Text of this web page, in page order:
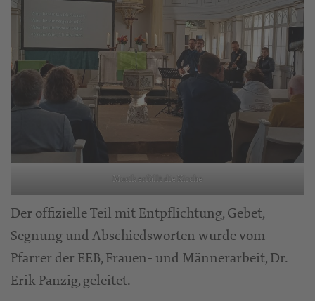
Musik erfüllt die Kirche
Der offizielle Teil mit Entpflichtung, Gebet,
Segnung und Abschiedsworten wurde vom
Pfarrer der EEB, Frauen- und Männerarbeit, Dr.
Erik Panzig, geleitet.